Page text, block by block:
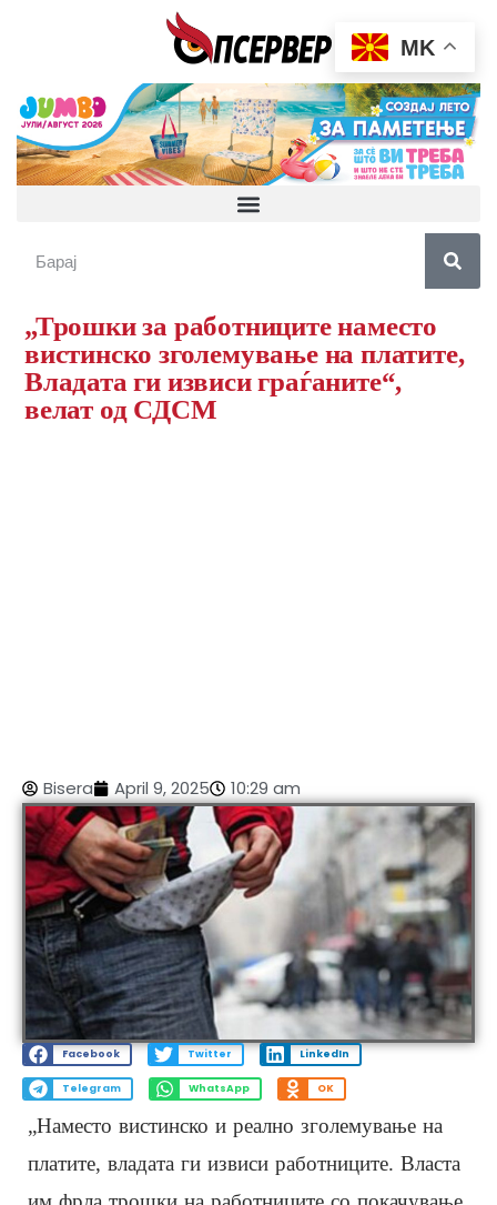
„Трошки за работниците наместо
вистинско зголемување на платите,
Владата ги извиси граѓаните“,
велат од СДСМ
Bisera April 9, 2025 10:29 am
Facebook Twitter LinkedIn
Telegram WhatsApp OK
„Наместо вистинско и реално зголемување на
платите, владата ги извиси работниците. Власта
MK